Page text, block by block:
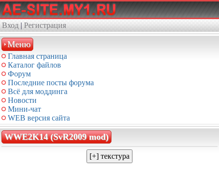
Вход | Регистрация
Меню
Главная страница
Каталог файлов
Форум
Последние посты форума
Всё для моддинга
Новости
Мини-чат
WEB версия сайта
WWE2K14 (SvR2009 mod)